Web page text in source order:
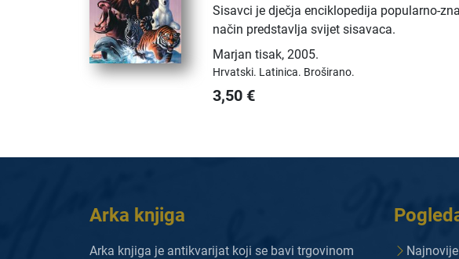
Sisavci je dječja enciklopedija popularno-
način predstavlja svijet sisavaca.
Marjan tisak,2005.
Hrvatski. Latinica. Broširano.
3,50 €
Arka knjiga
Arka knjiga je antikvarijat koji se bavi trgovinom